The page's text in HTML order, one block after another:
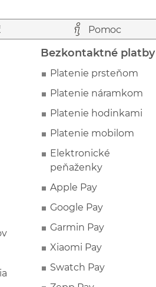
Pomoc
Bezkontaktné platby
Platenie prsteňom
Platenie náramkom
Platenie hodinkami
Platenie mobilom
Elektronické
peňaženky
Apple Pay
Google Pay
Garmin Pay
Xiaomi Pay
Swatch Pay